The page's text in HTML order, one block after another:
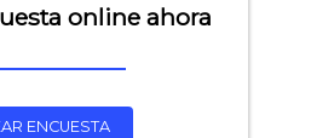
online ahora
ENCUESTA